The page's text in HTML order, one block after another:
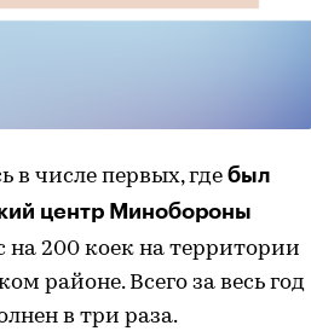
в числе первых, где был
центр Минобороны
на 200 коек на территории
районе. Всего за весь год
в три раза.